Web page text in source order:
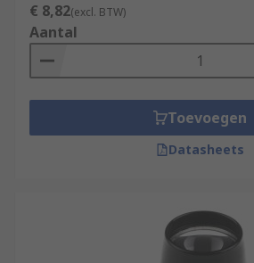
€ 8,82(excl. BTW)
Aantal
Toevoegen
Datasheets